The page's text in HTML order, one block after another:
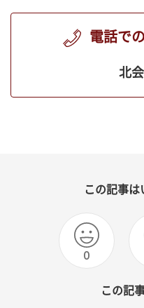
電話で
北
この記事は
0
この記